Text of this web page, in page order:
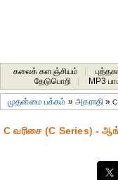
கலைக் களஞ்சியம்
தேடுபொறி
MP3
முதன்மை பக்கம் »அகராதி»
C வரிசை (C Series) -